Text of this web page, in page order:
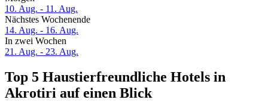
10. Aug. - 11. Aug.
Nächstes Wochenende
14. Aug. - 16. Aug.
In zwei Wochen
21. Aug. - 23. Aug.
Top 5 Haustierfreundliche Hotels in
Akrotiri auf einen Blick